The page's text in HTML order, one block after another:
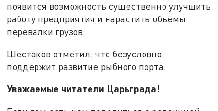
появится возможность существенно улучшить
работу предприятия и нарастить объёмы
перевалки грузов.
Шестаков отметил, что безусловно
поддержит развитие рыбного порта.
Уважаемые читатели Царьграда!